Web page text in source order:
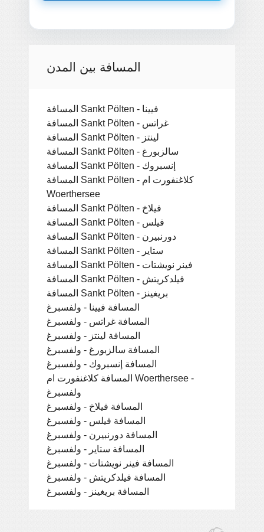
المسافة بين المدن
المسافة Sankt Pölten - فيينا
المسافة Sankt Pölten - غراتس
المسافة Sankt Pölten - لينتز
المسافة Sankt Pölten - سالزبورغ
المسافة Sankt Pölten - إنسبروك
المسافة Sankt Pölten - كلاغنفورت ام
Woerthersee
المسافة Sankt Pölten - فيلاخ
المسافة Sankt Pölten - فيلس
المسافة Sankt Pölten - دورنبيرن
المسافة Sankt Pölten - ستاير
المسافة Sankt Pölten - فينر نويشتات
المسافة Sankt Pölten - فيلدكريتش
المسافة Sankt Pölten - بريغينز
المسافة فيينا - ولفسبرغ
المسافة غراتس - ولفسبرغ
المسافة لينتز - ولفسبرغ
المسافة سالزبورغ - ولفسبرغ
المسافة إنسبروك - ولفسبرغ
المسافة كلاغنفورت ام Woerthersee -
ولفسبرغ
المسافة فيلاخ - ولفسبرغ
المسافة فيلس - ولفسبرغ
المسافة دورنبيرن - ولفسبرغ
المسافة ستاير - ولفسبرغ
المسافة فينر نويشتات - ولفسبرغ
المسافة فيلدكريتش - ولفسبرغ
المسافة بريغينز - ولفسبرغ